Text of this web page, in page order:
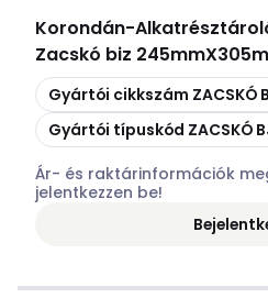
Korondán-
Zacskó biz
Másolás
Gyártói cikkszám ZACSKÓ
Másolás
Gyártói típuskód ZACSKÓ
Ár- és raktárinformációk
jelentkezzen be!